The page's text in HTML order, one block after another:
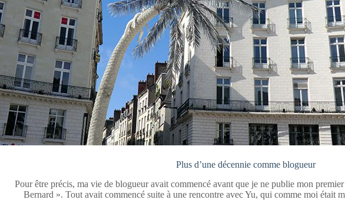
Plus d’une décennie comme blogueur
Pour être précis, ma vie de blogueur avait commencé avant que je ne publie mon
Bernard ». Tout avait commencé suite à une rencontre avec Yu, qui comme moi était